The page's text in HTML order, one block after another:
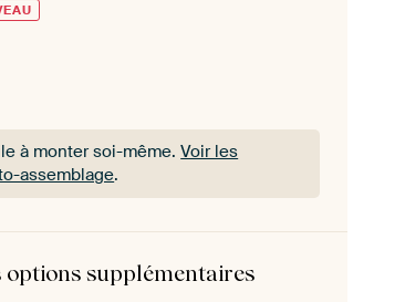
à monter soi-même.Voir les
assemblage.
à monter soi-même.Voir les
options supplémentaires